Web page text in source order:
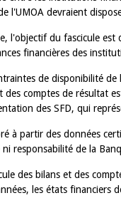
l'UMOA devraient
l'objectif du fascicule
financières des
de disponibilité
des comptes de résultat
des SFD, qui
à partir des données
responsabilité de la
des bilans et des
les états financiers